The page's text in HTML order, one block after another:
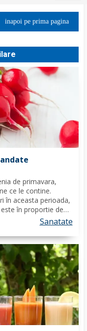
inapoi pe prima pagina
de primavara,
ce le contine.
în aceasta perioada,
în proportie de
magneziu si multe
Sanatate